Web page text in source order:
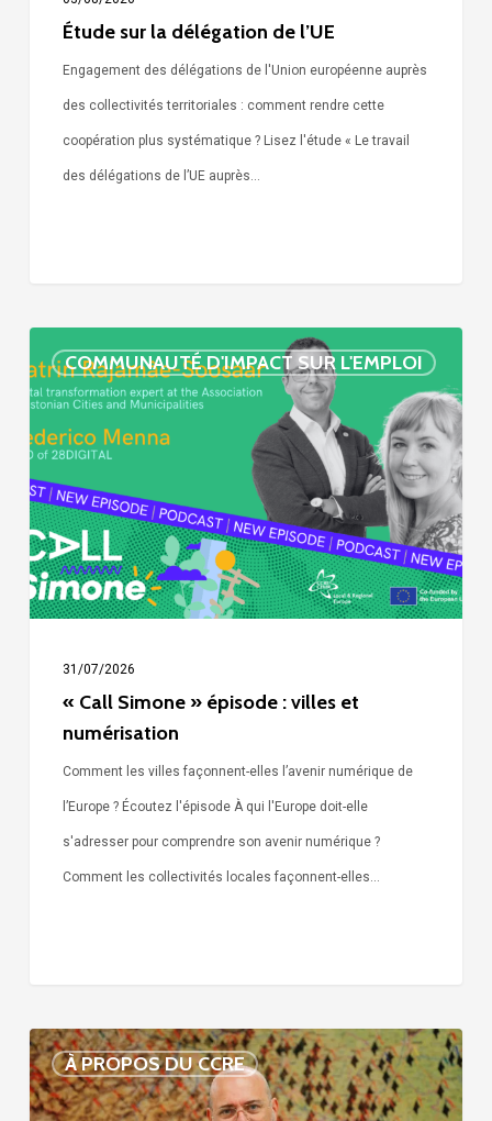
Étude sur la délégation de l’UE
Engagement des délégations de l'Union européenne auprès
des collectivités territoriales : comment rendre cette
coopération plus systématique ? Lisez l'étude « Le travail
des délégations de l’UE auprès…
COMMUNAUTÉ D'IMPACT SUR L'EMPLOI
Simone »
épisode
:
villes
et
numérisation
31/07/2026
« Call Simone » épisode : villes et
numérisation
Comment les villes façonnent-elles l’avenir numérique de
l’Europe ? Écoutez l'épisode À qui l'Europe doit-elle
s'adresser pour comprendre son avenir numérique ?
Comment les collectivités locales façonnent-elles…
À PROPOS DU CCRE
Voix
de
nos